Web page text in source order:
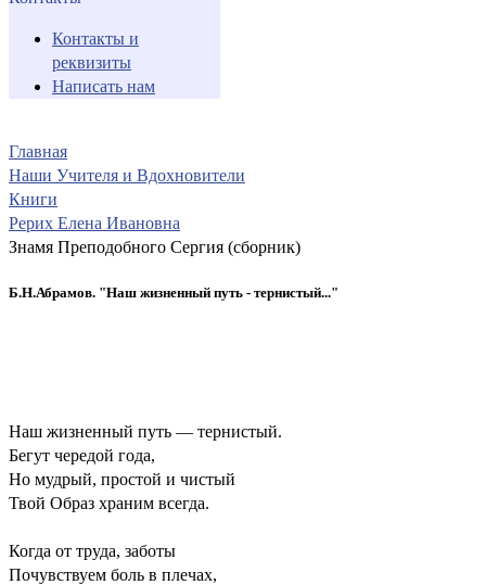
Контакты и
реквизиты
Написать нам
Главная
Наши Учителя и Вдохновители
Книги
Рерих Елена Ивановна
Знамя Преподобного Сергия (сборник)
Б.Н.Абрамов. "Наш жизненный путь - тернистый..."
Наш жизненный путь — тернистый.
Бегут чередой года,
Но мудрый, простой и чистый
Твой Образ храним всегда.
Когда от труда, заботы
Почувствуем боль в плечах,